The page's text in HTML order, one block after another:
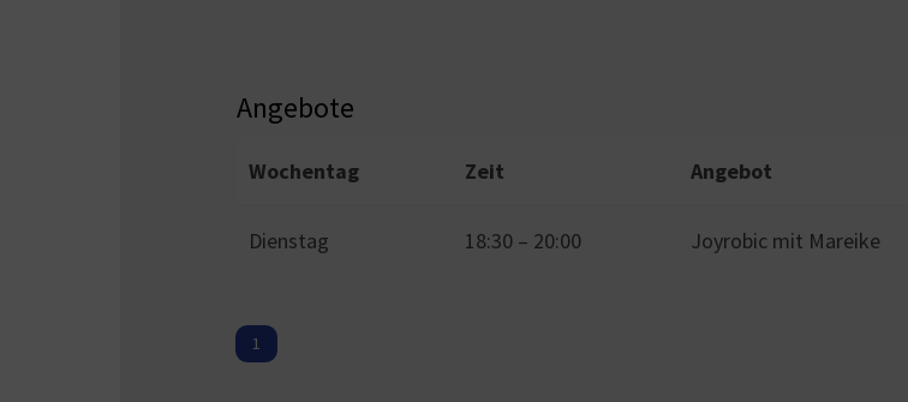
Angebote
Wochentag Zeit Angebot
Dienstag
18:30 – 20:00 Joyrobic mit Mareike
1